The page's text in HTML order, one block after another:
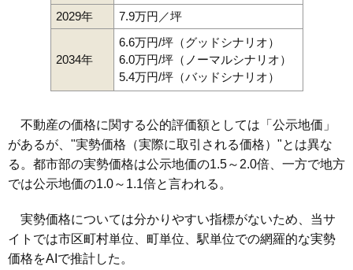
2029年
7.9万円／坪
2034年
6.6万円/坪（グッドシナリオ）
6.0万円/坪（ノーマルシナリオ）
5.4万円/坪（バッドシナリオ）
不動産の価格に関する公的評価額としては「公示地価」
があるが、"実勢価格（実際に取引される価格）"とは異な
る。都市部の実勢価格は公示地価の1.5～2.0倍、一方で地方
では公示地価の1.0～1.1倍と言われる。
実勢価格については分かりやすい指標がないため、当サ
イトでは市区町村単位、町単位、駅単位での網羅的な実勢
価格をAIで推計した。